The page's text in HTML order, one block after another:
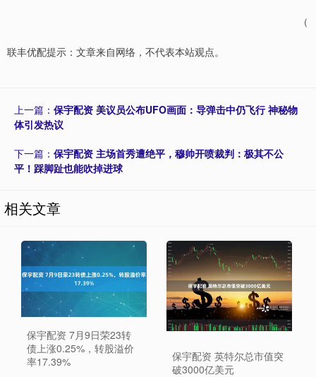
（
联丰优配提示：文章来自网络，不代表本站观点。
上一篇： 保宇配资 美议员公布UFO画面：导弹击中仍飞行 神秘物
体引发热议
下一篇： 保宇配资 主场首秀遭绝平，穆帅开喷裁判：极其不公
平！踩脚趾也能吹掉进球
相关文章
保宇配资 7月9日荣23转
债上涨0.25%，转股溢价
率17.39%
保宇配资 英特尔总市值突
破3000亿美元